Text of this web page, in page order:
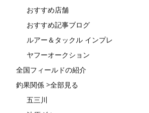
おすすめ店舗
おすすめ記事ブログ
ルアー＆タックル インプレ
ヤフーオークション
全国フィールドの紹介
釣果関係 >全部見る
五三川